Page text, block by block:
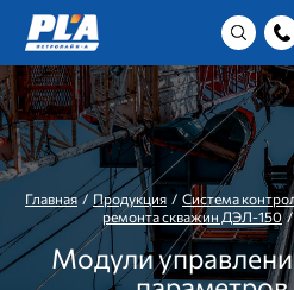
Главная/ Продукция / Система
ремонта скважин ДЭЛ-150/
Модули